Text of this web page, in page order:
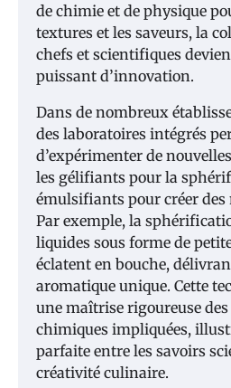
de chimie et de physique
textures et les saveurs, la
chefs et scientifiques
puissant d’innovation.
Dans de nombreux
des laboratoires intégrés
d’expérimenter de
les gélifiants pour la
émulsifiants pour créer des
Par exemple, la
liquides sous forme de
éclatent en bouche,
aromatique unique. Cette
une maîtrise rigoureuse
chimiques impliquées,
parfaite entre les savoirs
créativité culinaire.